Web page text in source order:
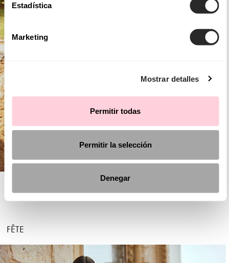
Estadística
Marketing
Mostrar detalles
Permitir todas
Permitir la selección
Denegar
FÊTE